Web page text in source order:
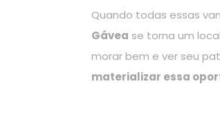
Quando todas essas
Gávea se torna um
morar bem e ver seu
materializar essa